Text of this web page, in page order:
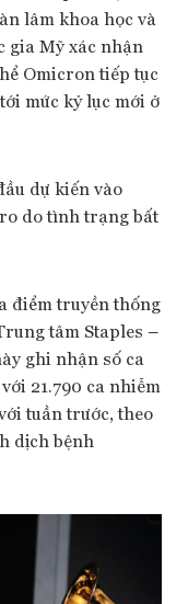
lâm khoa học và
gia Mỹ xác nhận
Omicron tiếp tục
mức kỷ lục mới ở
dự kiến vào
do tình trạng bất
điểm truyền thống
tâm Staples –
ghi nhận số ca
21.790 ca nhiễm
tuần trước, theo
dịch bệnh